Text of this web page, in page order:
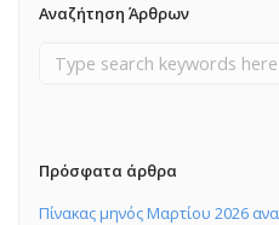
Αναζήτηση Άρθρων
Πρόσφατα άρθρα
Πίνακας μηνός Μαρτίου 2026